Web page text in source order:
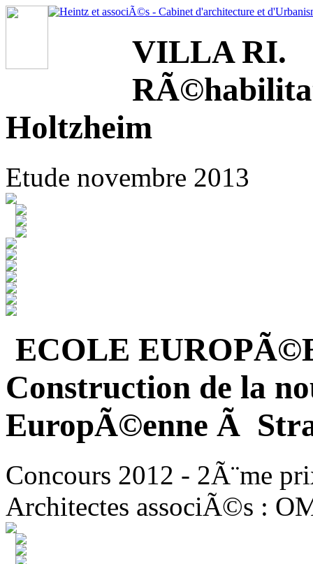
VILLA RI.
Holtzheim
Etude novembre 2013
ECOLE
Construction de la
EuropÃ©enne Ã
Concours 2012 - 2Ã¨me
Architectes associÃ©s :